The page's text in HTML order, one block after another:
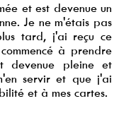
et est devenue un
Je ne m'étais pas
tard, j'ai reçu ce
à prendre
devenue pleine et
servir et que j'ai
et à mes cartes.